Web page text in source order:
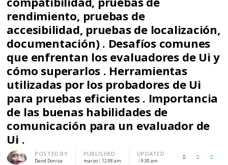
rendimiento, pruebas de
accesibilidad, pruebas de localización,
documentación) . Desafíos comunes
que enfrentan los evaluadores de Ui y
cómo superarlos . Herramientas
utilizadas por los probadores de Ui
para pruebas eficientes . Importancia
de las buenas habilidades de
comunicación para un evaluador de
Ui .
Author
POSTED BY
David Donisa
PUBLISHED
marzo 12:08 am
UPDATED
9:30 am X (Twitter)Facebook